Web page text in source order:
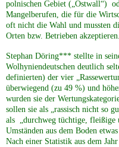
polnischen Gebiet („Ostwall“)
Mangelberufen, die für die
oft nicht die Wahl und mussten
Orten bzw. Betrieben akzeptieren.
Stephan Döring*** stellte in
Wolhyniendeutschen deutlich
definierten) der vier
überwiegend (zu 49 %) und
wurden sie der
sollen sie als „rassisch nicht so
als „durchweg tüchtige, fleißige
Umständen aus dem Boden
Nach einer Statistik aus dem